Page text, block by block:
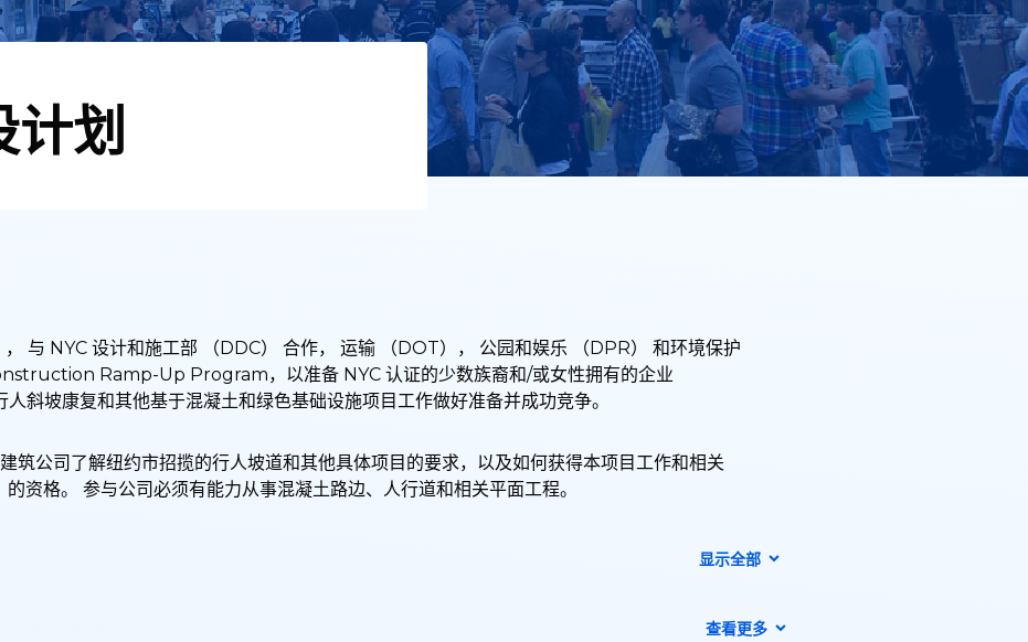
划
与 NYC 设计和施工部 （DDC） 合作， 运输 （DOT）， 公园和娱乐 （DPR） 和环境保护
Ramp-Up Program，以准备 NYC 认证的少数族裔和/或女性拥有的企业
斜坡康复和其他基于混凝土和绿色基础设施项目工作做好准备并成功竞争。
筑公司了解纽约市招揽的行人坡道和其他具体项目的要求，以及如何获得本项目工作和相关
资格。 参与公司必须有能力从事混凝土路边、人行道和相关平面工程。
显示全部